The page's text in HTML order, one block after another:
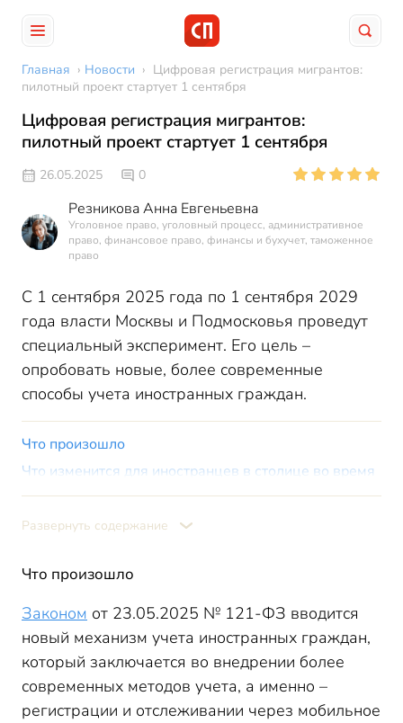
Главная › Новости › Цифровая регистрация мигрантов:
пилотный проект стартует 1 сентября
Цифровая регистрация мигрантов:
пилотный проект стартует 1 сентября
26.05.2025 0
Резникова Анна Евгеньевна
Уголовное право, уголовный процесс, административное
право, финансовое право, финансы и бухучет, таможенное
право
С 1 сентября 2025 года по 1 сентября 2029
года власти Москвы и Подмосковья проведут
специальный эксперимент. Его цель –
опробовать новые, более современные
способы учета иностранных граждан.
Что произошло
Что изменится для иностранцев в столице во время
Когда такое соглашение между регионами возможно
Развернуть содержание
Что произошло
Законом от 23.05.2025 № 121-ФЗ вводится
новый механизм учета иностранных граждан,
который заключается во внедрении более
современных методов учета, а именно –
регистрации и отслеживании через мобильное